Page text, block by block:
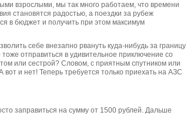
взрослыми, мы так много работаем, что времени
становятся радостью, а поездки за рубеж
в бюджет и получить при этом максимум
себе внезапно рвануть куда-нибудь за границу
отправиться в удивительное приключение со
или сестрой? Словом, с приятным спутником или
и нет! Теперь требуется только приехать на АЗС
заправиться на сумму от 1500 рублей. Дальше